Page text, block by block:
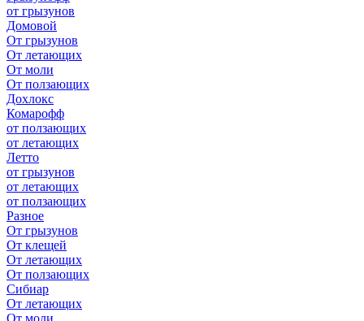
от грызунов
Домовой
От грызунов
От летающих
От моли
От ползающих
Дохлокс
Комарофф
от ползающих
от летающих
Летто
от грызунов
от летающих
от ползающих
Разное
От грызунов
От клещей
От летающих
От ползающих
Сибиар
От летающих
От моли